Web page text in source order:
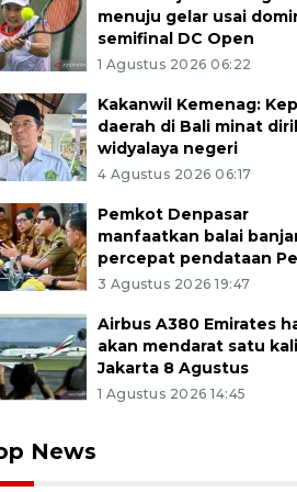
menuju gelar usai
semifinal DC Open
1 Agustus 2026 06:22
Kakanwil Kemenag:
daerah di Bali minat
widyalaya negeri
4 Agustus 2026 06:17
Pemkot Denpasar
manfaatkan balai
percepat pendataan
3 Agustus 2026 19:47
Airbus A380 Emirates
akan mendarat satu
Jakarta 8 Agustus
1 Agustus 2026 14:45
News